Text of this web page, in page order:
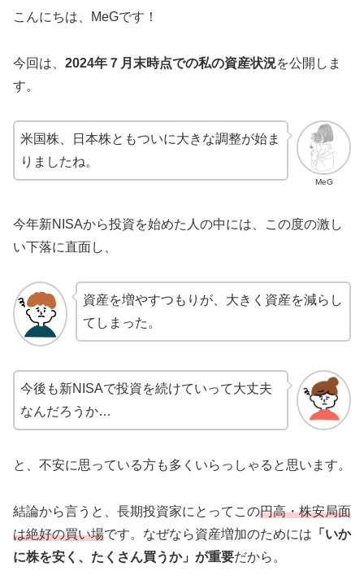
こんにちは、MeGです！
今回は、 2024年７月末時点での私の資産状況を公開しま
す。
MeG
米国株、日本株ともついに大きな調整が始ま
りましたね。
今年新NISAから投資を始めた人の中には、この度の激し
い下落に直面し、
資産を増やすつもりが、大きく資産を減らし
てしまった。
今後も新NISAで投資を続けていって大丈夫
なんだろうか…
と、不安に思っている方も多くいらっしゃると思います。
結論から言うと、長期投資家にとってこの円高・株安局面
は絶好の買い場です。なぜなら資産増加のためには 「いか
に株を安く、たくさん買うか」が重要だから。